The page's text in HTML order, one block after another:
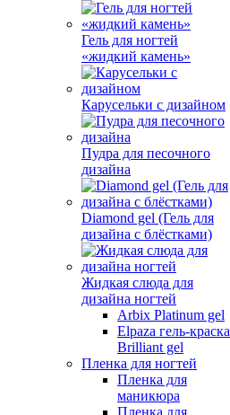
Гель для ногтей
«жидкий камень»
Карусельки с дизайном
Пудра для песочного
дизайна
Diamond gel (Гель для
дизайна с блёстками)
Жидкая слюда для
дизайна ногтей
Arbix Platinum gel
Elpaza гель-краска
Brilliant gel
Пленка для ногтей
Пленка для
маникюра
Пленка для